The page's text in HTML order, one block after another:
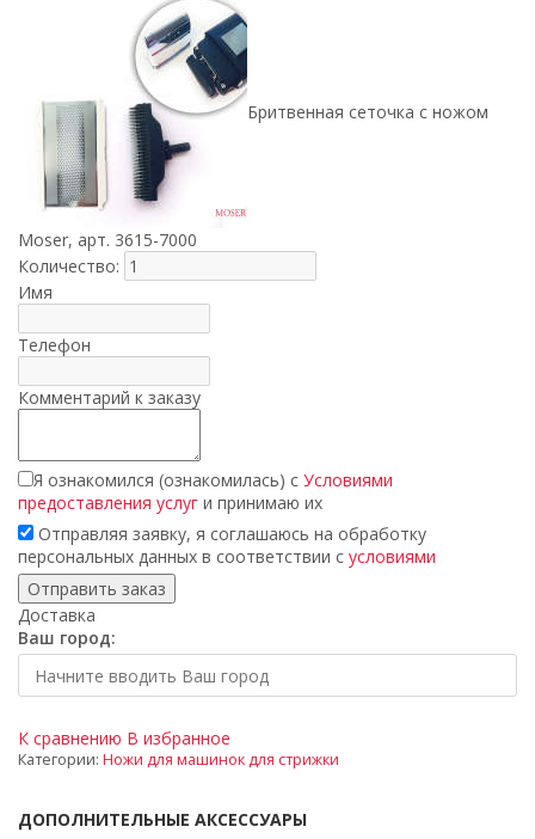
Бритвенная сеточка с ножом
Moser, арт. 3615-7000
Количество:
Имя
Телефон
Комментарий к заказу
Я ознакомился (ознакомилась) с Условиями
предоставления услуг и принимаю их
Отправляя заявку, я соглашаюсь на обработку
персональных данных в соответствии с условиями
Доставка
Ваш город:
К сравнению В избранное
Категории: Ножи для машинок для стрижки
ДОПОЛНИТЕЛЬНЫЕ АКСЕССУАРЫ